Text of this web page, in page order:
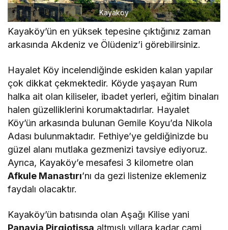
Kayaköy
Kayaköy’ün en yüksek tepesine çıktığınız zaman
arkasında Akdeniz ve Ölüdeniz’i görebilirsiniz.
Hayalet Köy incelendiğinde eskiden kalan yapılar
çok dikkat çekmektedir. Köyde yaşayan Rum
halka ait olan kiliseler, ibadet yerleri, eğitim binaları
halen güzelliklerini korumaktadırlar. Hayalet
Köy’ün arkasında bulunan Gemile Koyu’da Nikola
Adası bulunmaktadır. Fethiye’ye geldiğinizde bu
güzel alanı mutlaka gezmenizi tavsiye ediyoruz.
Ayrıca, Kayaköy’e mesafesi 3 kilometre olan
Afkule Manastırı’nı da gezi listenize eklemeniz
faydalı olacaktır.
Kayaköy’ün batısında olan Aşağı Kilise yani
Panayia Pirgiotissa altmışlı yıllara kadar cami